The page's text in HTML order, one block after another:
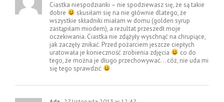
Ciastka niespodzianki – nie spodziewasz się, że są takie
dobre
skusiłam się na nie głównie dlatego, że
wszystkie składniki miałam w domu (golden syrup
zastąpiłam miodem), a rezultat przeszedł moje
oczekiwania. Ciastka nie zdążyły wyschnąć na chrupiące,
jak zaczęły znikać. Przed pożarciem jeszcze ciepłych
uratowała je konieczność zrobienia zdjęcia
co do
tego, że można je długo przechowywać… cóż, nie uda mi
się tego sprawdzić